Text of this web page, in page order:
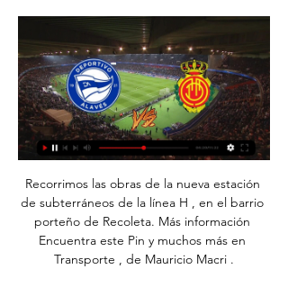
Recorrimos las obras de la nueva estación
de subterráneos de la línea H , en el barrio
porteño de Recoleta. Más información
Encuentra este Pin y muchos más en
Transporte , de Mauricio Macri .